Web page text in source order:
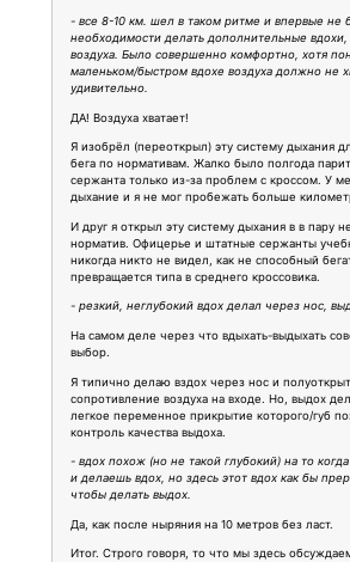
- все 8-10 км. шел в таком ритме и впервые не
необходимости делать дополнительные вдохи,
воздуха. Было совершенно комфортно, хотя
маленьком/быстром вдохе воздуха должно не
удивительно.
ДА! Воздуха хватает!
Я изобрёл (переоткрыл) эту систему дыхания
бега по нормативам. Жалко было полгода
сержанта только из-за проблем с кроссом. У
дыхание и я не мог пробежать больше
И друг я открыл эту систему дыхания в в пару
норматив. Офицерье и штатные сержанты
никогда никто не видел, как не способный
превращается типа в среднего кроссовика.
- резкий, неглубокий вдох делал через нос,
На самом деле через что вдыхать-выдыхать
выбор.
Я типично делаю вздох через нос и
сопротивление воздуха на входе. Но, выдох
легкое переменное прикрытие которого/губ
контроль качества выдоха.
- вдох похож (но не такой глубокий) на то
и делаешь вдох, но здесь этот вдох как бы
чтобы делать выдох.
Да, как после ныряния на 10 метров без ласт.
Итог. Строго говоря, то что мы здесь